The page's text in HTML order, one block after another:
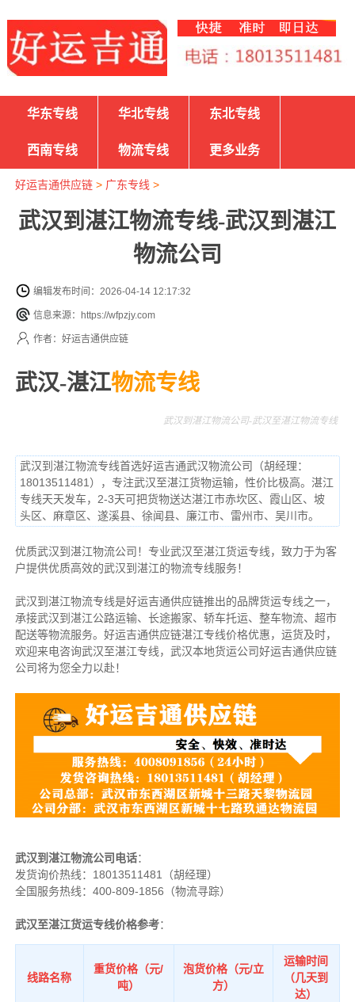
华东专线 华北专线 东北专线
西南专线 物流专线 更多业务
好运吉通供应链> 广东专线 >
武汉到湛江物流专线-武汉到湛江
物流公司
编辑发布时间：2026-04-14 12:17:32
信息来源：https://wfpzjy.com
作者：好运吉通供应链
武汉-湛江物流专线
武汉到湛江物流公司-武汉至湛江物流专线
武汉到湛江物流专线首选好运吉通武汉物流公司（胡经理：
18013511481），专注武汉至湛江货物运输，性价比极高。湛江
专线天天发车，2-3天可把货物送达湛江市赤坎区、霞山区、坡
头区、麻章区、遂溪县、徐闻县、廉江市、雷州市、吴川市。
优质武汉到湛江物流公司！专业武汉至湛江货运专线，致力于为客
户提供优质高效的武汉到湛江的物流专线服务！
武汉到湛江物流专线是好运吉通供应链推出的品牌货运专线之一，
承接武汉到湛江公路运输、长途搬家、轿车托运、整车物流、超市
配送等物流服务。 好运吉通供应链湛江专线价格优惠，运货及时，
欢迎来电咨询武汉至湛江专线，武汉本地货运公司好运吉通供应链
公司将为您全力以赴！
武汉到湛江物流公司电话：
发货询价热线： 18013511481（胡经理）
全国服务热线：400-809-1856（物流寻踪）
武汉至湛江货运专线价格参考：
线路名称
重货价格（元/
吨）
泡货价格（元/立
方）
运输时间
（几天到
达）